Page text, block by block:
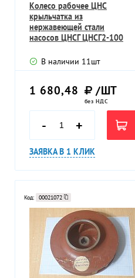
Колесо рабочее ЦНС
крыльчатка из
нержавеющей стали
насосов ЦНСГ ЦНСГ2-100
В наличии 11шт
1 680,48 /ШТ
без НДС
- +
ЗАЯВКА В 1 КЛИК
Код: 00021072